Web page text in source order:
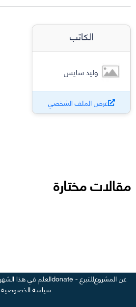
الكاتب
وليد سايس
عرض الملف الشخصي
مقالات مختارة
عن المشروعللتبرع - donate العلم في هذا الشهر
سياسة الخصوصية